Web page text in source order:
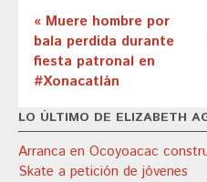
« Muere hombre por
bala perdida durante
fiesta patronal en
#Xonacatlán
LO ÚLTIMO DE ELIZABETH
Arranca en Ocoyoacac
Skate a petición de jóvenes